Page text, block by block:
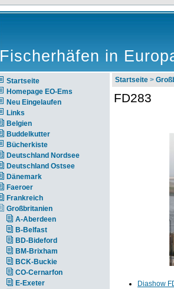
Fischerhäfen in
Startseite
Homepage EO-Ems
Neu Eingelaufen
Links
Belgien
Buddelkutter
Bücherkiste
Deutschland Nordsee
Deutschland Ostsee
Dänemark
Faeroer
Frankreich
Großbritanien
A-Aberdeen
B-Belfast
BD-Bideford
BM-Brixham
BCK-Buckie
CO-Cernarfon
E-Exeter
Startseite >
FD283
Diashow